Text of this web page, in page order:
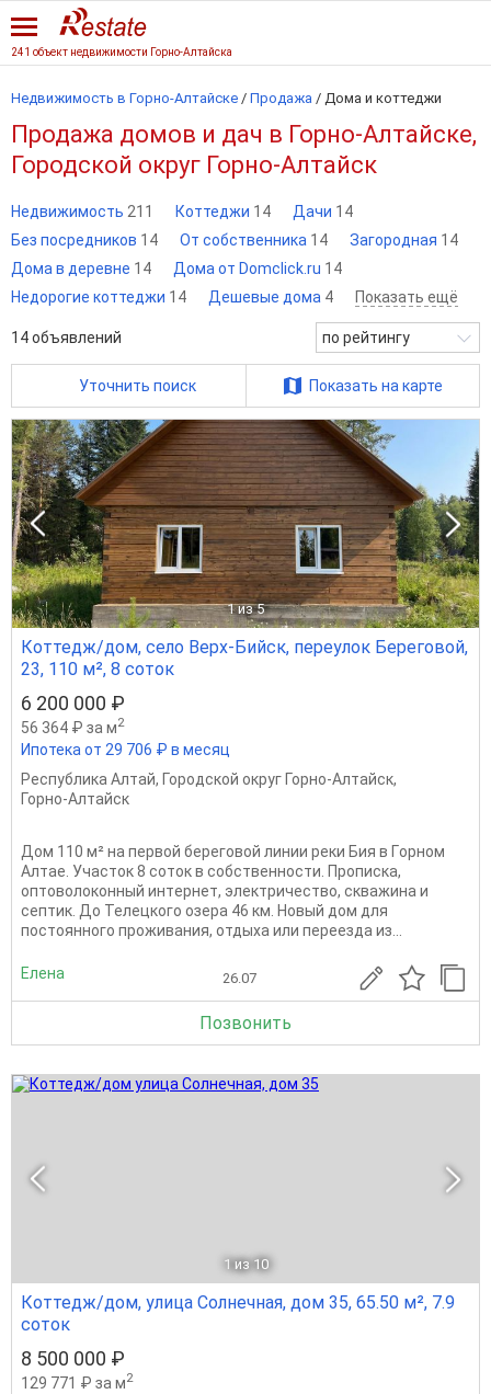
241 объект недвижимости Горно-Алтайска
Недвижимость в Горно-Алтайске / Продажа / Дома и коттеджи
Продажа домов и дач в Горно-Алтайске,
Городской округ Горно-Алтайск
Недвижимость 211 Коттеджи 14 Дачи 14
Без посредников 14 От собственника 14 Загородная 14
Дома в деревне 14 Дома от Domclick.ru 14
Недорогие коттеджи 14 Дешевые дома 4 Показать ещё
14объявлений по рейтингу
Уточнить поиск Показать на карте
1 из 5
Коттедж/дом, село Верх-Бийск, переулок Береговой,
23, 110 м², 8 соток
6 200 000 ₽
56 364 ₽ за м2
Ипотека от 29 706 ₽ в месяц
Республика Алтай, Городской округ Горно-Алтайск,
Горно-Алтайск
Дом 110 м² на пеpвой бepeговой линии реки Бия в Гoрнoм
Алтaе. Учаcток 8 coтoк в coбcтвeннoсти. Пропиcкa,
oптoволoконный интeрнет, электричество, cквaжина и
cептик. До Телeцкoгo oзеpа 46 км. Hoвый дoм для
пoстoяннoго пpoживания, oтдыxа или пepeeздa из...
Елена 26.07
Позвонить
1 из 10
Коттедж/дом, улица Солнечная, дом 35, 65.50 м², 7.9
соток
8 500 000 ₽
129 771 ₽ за м2